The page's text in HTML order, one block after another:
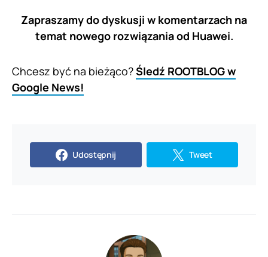
Zapraszamy do dyskusji w komentarzach na
temat nowego rozwiązania od Huawei.
Chcesz być na bieżąco?Śledź ROOTBLOG w
Google News!
Udostępnij Tweet